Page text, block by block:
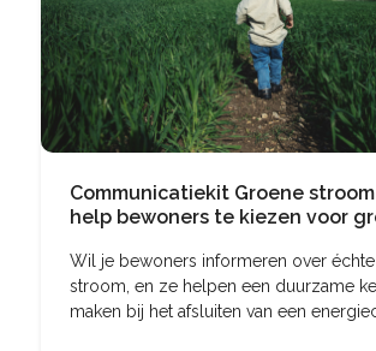
Communicatiekit Groene
help bewoners te kiezen voor
Wil je bewoners informeren over
stroom, en ze helpen een duurzame
maken bij het afsluiten van een